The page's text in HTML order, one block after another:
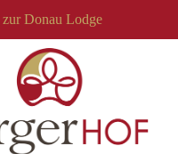
zur Donau Lodge